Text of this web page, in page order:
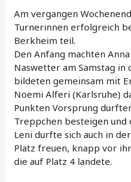
Am vergangen
Turnerinnen erfolgreich
Berkheim teil.
Den Anfang machten
Naswetter am Samstag in
bildeten gemeinsam mit
Noemi Alferi (Karlsruhe)
Punkten Vorsprung
Treppchen besteigen und
Leni durfte sich auch in
Platz freuen, knapp vor
die auf Platz 4 landete.